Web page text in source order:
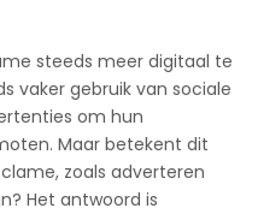
steeds meer digitaal te
vaker gebruik van sociale
om hun
Maar betekent dit
zoals adverteren
Het antwoord is